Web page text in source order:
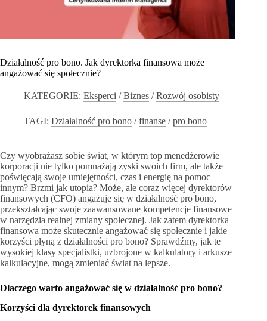
Działalność pro bono. Jak dyrektorka finansowa może
angażować się społecznie?
KATEGORIE: Eksperci /Biznes /Rozwój osobisty
TAGI: Działalność pro bono /finanse /pro bono
Czy wyobrażasz sobie świat, w którym top menedżerowie
korporacji nie tylko pomnażają zyski swoich firm, ale także
poświęcają swoje umiejętności, czas i energię na pomoc
innym? Brzmi jak utopia? Może, ale coraz więcej dyrektorów
finansowych (CFO) angażuje się w działalność pro bono,
przekształcając swoje zaawansowane kompetencje finansowe
w narzędzia realnej zmiany społecznej. Jak zatem dyrektorka
finansowa może skutecznie angażować się społecznie i jakie
korzyści płyną z działalności pro bono? Sprawdźmy, jak te
wysokiej klasy specjalistki, uzbrojone w kalkulatory i arkusze
kalkulacyjne, mogą zmieniać świat na lepsze.
Dlaczego warto angażować się w działalność pro bono?
Korzyści dla dyrektorek finansowych